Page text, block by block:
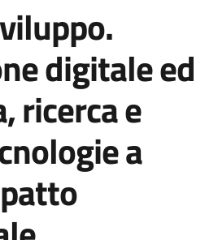
digitale ed
ricerca e
a